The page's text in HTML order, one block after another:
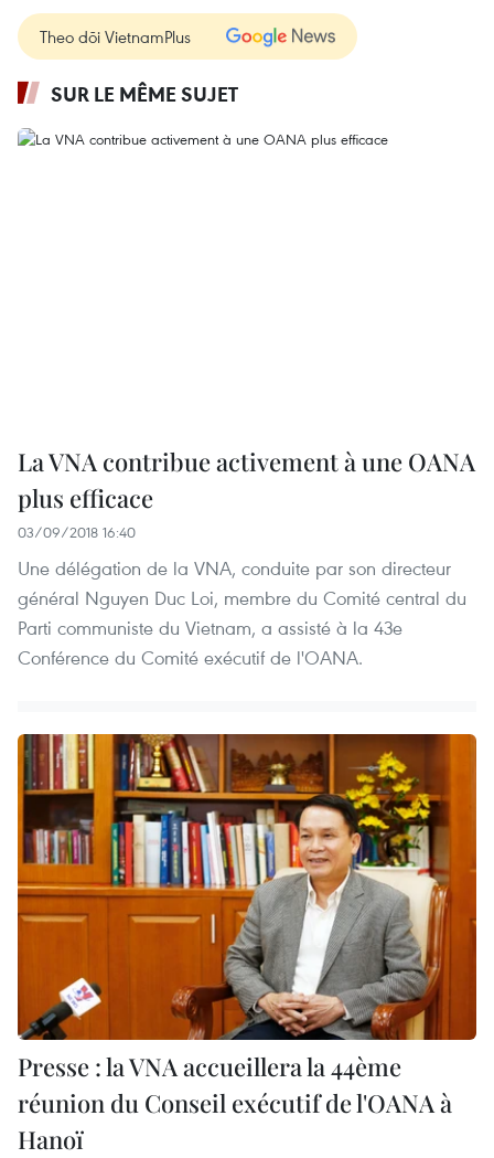
Theo dõi VietnamPlus
SUR LE MÊME SUJET
La VNA contribue activement à une OANA
plus efficace
03/09/2018 16:40
Une délégation de la VNA, conduite par son directeur
général Nguyen Duc Loi, membre du Comité central du
Parti communiste du Vietnam, a assisté à la 43e
Conférence du Comité exécutif de l'OANA.
Presse : la VNA accueillera la 44ème
réunion du Conseil exécutif de l'OANA à
Hanoï